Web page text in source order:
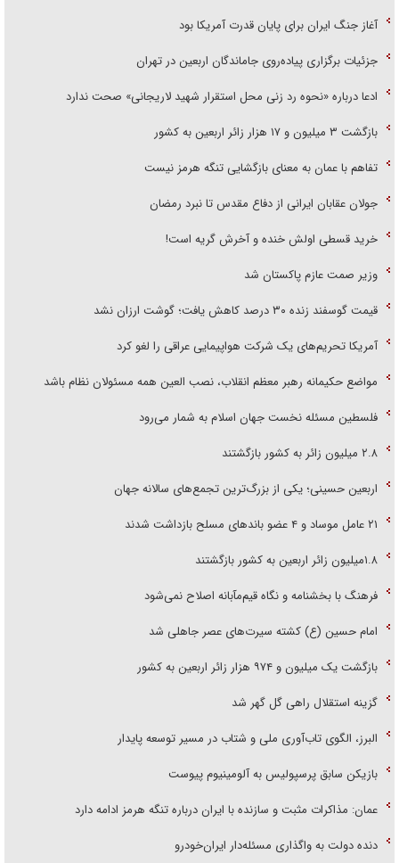
آغاز جنگ ایران برای پایان قدرت آمریکا بود
جزئیات برگزاری پیاده‌روی جاماندگان اربعین در تهران
ادعا درباره «نحوه رد زنی محل استقرار شهید لاریجانی» صحت ندارد
بازگشت ۳ میلیون و ۱۷ هزار زائر اربعین به کشور
تفاهم با عمان به معنای بازگشایی تنگه هرمز نیست
جولان عقابان ایرانی از دفاع مقدس تا نبرد رمضان
خرید قسطی اولش خنده و آخرش گریه است!
وزیر صمت عازم پاکستان شد
قیمت گوسفند زنده ۳۰ درصد کاهش یافت؛ گوشت ارزان نشد
آمریکا تحریم‌های یک شرکت هواپیمایی عراقی را لغو کرد
مواضع حکیمانه رهبر معظم انقلاب، نصب العین همه مسئولان نظام باشد
فلسطین مسئله نخست جهان اسلام به شمار می‌رود
۲.۸ میلیون زائر به کشور بازگشتند
اربعین حسینی؛ یکی از بزرگ‌ترین تجمع‌های سالانه جهان
۲۱ عامل موساد و ۴ عضو باند‌های مسلح بازداشت شدند
۱.۸میلیون زائر اربعین به کشور بازگشتند
فرهنگ با بخشنامه و نگاه قیم‌مآبانه اصلاح نمی‌شود
امام حسین (ع) کشته سیرت‌های عصر جاهلی شد
بازگشت یک میلیون و ۹۷۴ هزار زائر اربعین به کشور
گزینه استقلال راهی گل گهر شد
البرز، الگوی تاب‌آوری ملی و شتاب در مسیر توسعه پایدار
بازیکن سابق پرسپولیس به آلومینیوم پیوست
عمان: مذاکرات مثبت و سازنده با ایران درباره تنگه هرمز ادامه دارد
دنده دولت به واگذاری مسئله‌دار ایران‌خودرو